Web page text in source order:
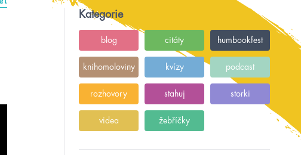
Kategorie
blog citáty humbookfest
knihomoloviny kvízy podcast
rozhovory stahuj storki
videa žebříčky